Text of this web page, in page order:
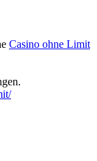
Casino ohne Limit